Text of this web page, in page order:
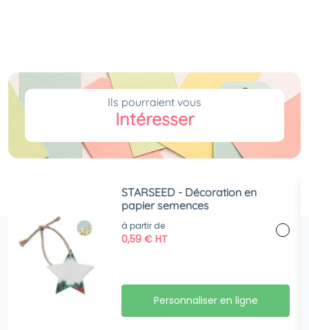
Ils pourraient vous
Intéresser
STARSEED - Décoration en
papier semences
à partir de
0,59€ HT
Personnaliser en ligne